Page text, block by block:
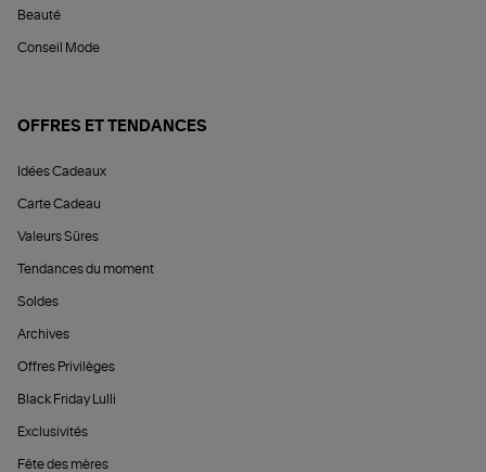
Beauté
Conseil Mode
OFFRES ET TENDANCES
Idées Cadeaux
Carte Cadeau
Valeurs Sûres
Tendances du moment
Soldes
Archives
Offres Privilèges
Black Friday Lulli
Exclusivités
Fête des mères